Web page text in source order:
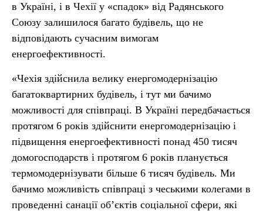
в Україні, і в Чехії у «спадок» від Радянського
Союзу залишилося багато будівель, що не
відповідають сучасним вимогам
енергоефективності.
«Чехія здійснила велику енергомодернізацію
багатоквартирних будівель, і тут ми бачимо
можливості для співпраці. В Україні передбачається
протягом 6 років здійснити енергомодернізацію і
підвищення енергоефективності понад 450 тисяч
домогосподарств і протягом 6 років планується
термомодернізувати більше 6 тисяч будівель. Ми
бачимо можливість співпраці з чеськими колегами в
проведенні санації об’єктів соціальної сфери, які